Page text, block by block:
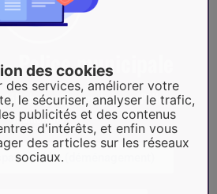
- Police municipale
téléchargeables sur la page "Police
municipale"
public (déménagement)
des cookies
des services, améliorer votre
le sécuriser, analyser le trafic,
publicités et des contenus
d'intérêts, et enfin vous
des articles sur les réseaux
sociaux.